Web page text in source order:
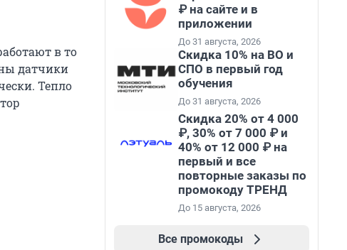
в то
датчики
Тепло
₽ на сайте и в
приложении
До 31 августа, 2026
Скидка 10% на ВО и
СПО в первый год
обучения
До 31 августа, 2026
Скидка 20% от 4 000
₽, 30% от 7 000 ₽ и
40% от 12 000 ₽ на
первый и все
повторные заказы по
промокоду ТРЕНД
До 15 августа, 2026
Все промокоды